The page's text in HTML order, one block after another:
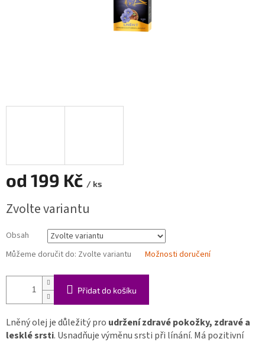
od 199 Kč / ks
cena:
Zvolte variantu
Obsah
Můžeme doručit do: Zvolte variantu Možnosti doručení
Přidat do košíku
Lněný olej je důležitý pro udržení zdravé pokožky, zdravé a
lesklé srsti. Usnadňuje výměnu srsti při línání. Má pozitivní